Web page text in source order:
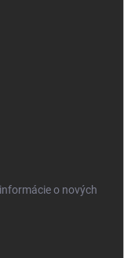
o nových